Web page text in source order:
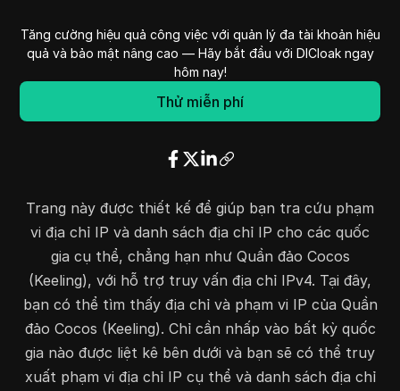
Tăng cường hiệu quả công việc với quản lý đa tài khoản hiệu
quả và bảo mật nâng cao — Hãy bắt đầu với DICloak ngay
hôm nay!
Thử miễn phí
Trang này được thiết kế để giúp bạn tra cứu phạm
vi địa chỉ IP và danh sách địa chỉ IP cho các quốc
gia cụ thể, chẳng hạn như Quần đảo Cocos
(Keeling), với hỗ trợ truy vấn địa chỉ IPv4. Tại đây,
bạn có thể tìm thấy địa chỉ và phạm vi IP của Quần
đảo Cocos (Keeling). Chỉ cần nhấp vào bất kỳ quốc
gia nào được liệt kê bên dưới và bạn sẽ có thể truy
xuất phạm vi địa chỉ IP cụ thể và danh sách địa chỉ